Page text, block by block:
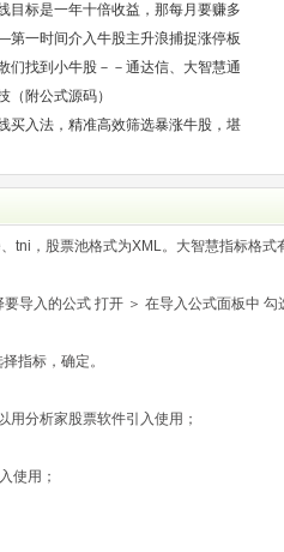
目标是一年十倍收益，那每月要赚多
一时间介入牛股主升浪捕捉涨停板
们找到小牛股－－通达信、大智慧通
（附公式源码）
买入法，精准高效筛选暴涨牛股，堪
tni，股票池格式为XML。大智慧指标格式
导入的公式 打开 ＞ 在导入公式面板中 勾
指标，确定。
分析家股票软件引入使用；
使用；